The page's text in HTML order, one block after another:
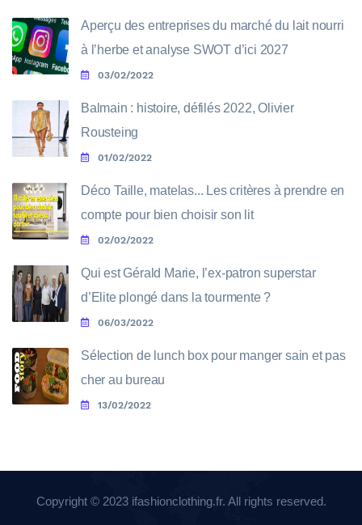
Aperçu des entreprises du marché du lait nourri
à l’herbe et analyse SWOT d’ici 2027
03/02/2022
Balmain : histoire, défilés 2022, Olivier
Rousteing
01/02/2022
Déco Taille, matelas... Les critères à prendre en
compte pour bien choisir son lit
02/02/2022
Qui est Gérald Marie, l’ex-patron superstar
d’Elite plongé dans la tourmente ?
06/03/2022
Sélection de lunch box pour manger sain et pas
cher au bureau
13/02/2022
Copyright © 2023 ifashionclothing.fr. All rights reserved.